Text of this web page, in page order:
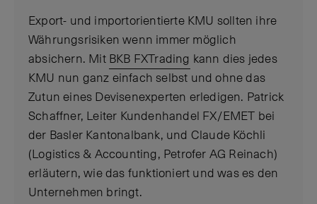
Export- und importorientierte KMU sollten ihre
Währungsrisiken wenn immer möglich
absichern. Mit BKB FXTrading kann dies jedes
KMU nun ganz einfach selbst und ohne das
Zutun eines Devisenexperten erledigen. Patrick
Schaffner, Leiter Kundenhandel FX/EMET bei
der Basler Kantonalbank, und Claude Köchli
(Logistics & Accounting, Petrofer AG Reinach)
erläutern, wie das funktioniert und was es den
Unternehmen bringt.